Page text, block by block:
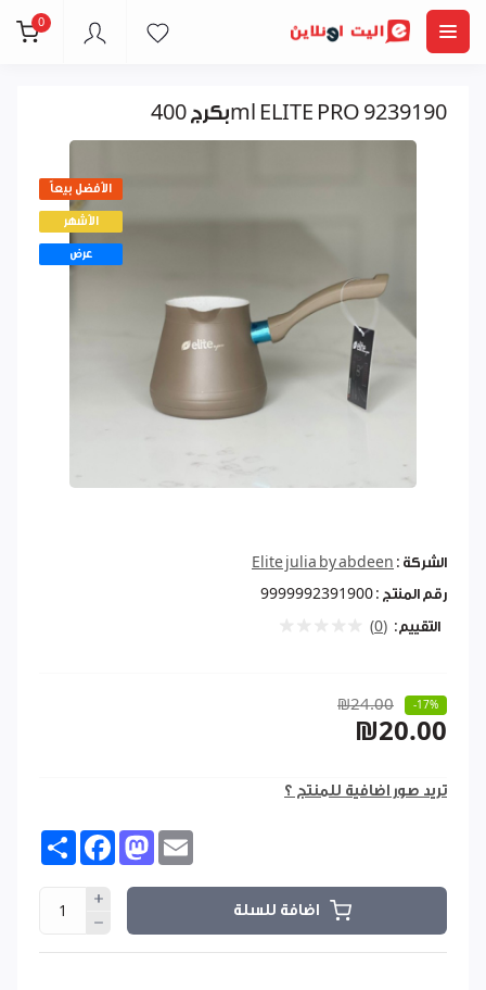
0
بكرج 400ml ELITE PRO 9239190
الأفضل بيعاً
الأشهر
عرض
الشركة : Elite julia by abdeen
رقم المنتج : 9999992391900
التقييم: (0)
₪24.00 -17%
₪20.00
تريد صور اضافية للمنتج ؟
Share FacebookMastodon
اضافة للسلة